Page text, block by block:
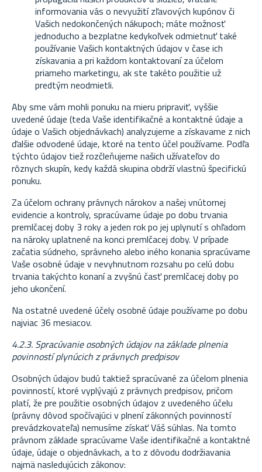
informovania vás o nevyužití zľavových kupónov či
Vašich nedokončených nákupoch; máte možnosť
jednoducho a bezplatne kedykoľvek odmietnuť také
používanie Vašich kontaktných údajov v čase ich
získavania a pri každom kontaktovaní za účelom
priameho marketingu, ak ste takéto použitie už
predtým neodmietli.
Aby sme vám mohli ponuku na mieru pripraviť, vyššie
uvedené údaje (teda Vaše identifikačné a kontaktné údaje a
údaje o Vašich objednávkach) analyzujeme a získavame z nich
ďalšie odvodené údaje, ktoré na tento účel používame. Podľa
týchto údajov tiež rozčleňujeme našich užívateľov do
rôznych skupín, kedy každá skupina obdrží vlastnú špecifickú
ponuku.
Za účelom ochrany právnych nárokov a našej vnútornej
evidencie a kontroly, spracúvame údaje po dobu trvania
premlčacej doby 3 roky a jeden rok po jej uplynutí s ohľadom
na nároky uplatnené na konci premlčacej doby. V prípade
začatia súdneho, správneho alebo iného konania spracúvame
Vaše osobné údaje v nevyhnutnom rozsahu po celú dobu
trvania takýchto konaní a zvyšnú časť premlčacej doby po
jeho ukončení.
Na ostatné uvedené účely osobné údaje používame po dobu
najviac 36 mesiacov.
4.2.3. Spracúvanie osobných údajov na základe plnenia
povinností plynúcich z právnych predpisov
Osobných údajov budú taktiež spracúvané za účelom plnenia
povinností, ktoré vyplývajú z právnych predpisov, pričom
platí, že pre použitie osobných údajov z uvedeného účelu
(právny dôvod spočívajúci v plnení zákonných povinností
prevádzkovateľa) nemusíme získať Váš súhlas. Na tomto
právnom základe spracúvame Vaše identifikačné a kontaktné
údaje, údaje o objednávkach, a to z dôvodu dodržiavania
najmä nasledujúcich zákonov: